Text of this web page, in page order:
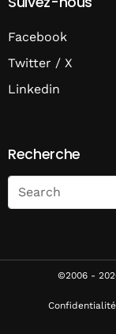
Facebook
Twitter / X
Linkedin
Recherche
Search
on
Economie
©2006 -
Confidentialité